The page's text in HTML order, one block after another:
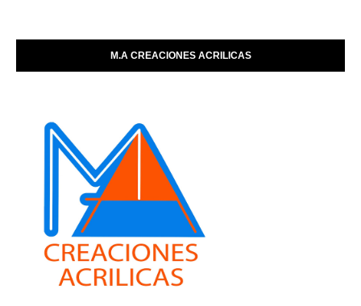
M.A CREACIONES ACRILICAS